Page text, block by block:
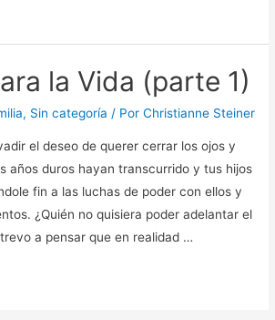
la Vida (parte 1)
, Sin categoría / PorChristianne Steiner
el deseo de querer cerrar los ojos y
años duros hayan transcurrido y tus hijos
fin a las luchas de poder con ellos y
¿Quién no quisiera poder adelantar el
a pensar que en realidad …